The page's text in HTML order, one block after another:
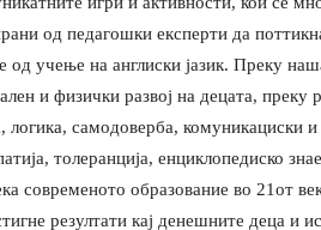
од педагошки експерти да
учење на англиски јазик. Преку
и физички развој на децата, преку
логика, самодоверба, комуникациски
толеранција, енциклопедиско
современото образование во 21от
резултати кај денешните деца и